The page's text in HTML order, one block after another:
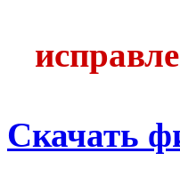
Скачать